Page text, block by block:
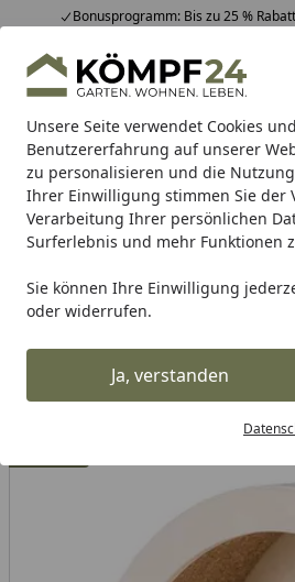
Unsere Seite verwendet Cookies
Benutzererfahrung auf unserer
zu personalisieren und die
Ihrer Einwilligung stimmen Sie der
Verarbeitung Ihrer persönlichen
Surferlebnis und mehr Funktionen
Sie können Ihre Einwilligung
oder widerrufen.
Ja, verstanden
Bonusprogramm: Bis zu 25 %
Hotline07051 / 9 22 22
Mo-Fr. 8-16 Uhr 25.967
Alle Produkte
Alle ProdukteHighlights
Tierbedarf & Tiernahrung
Dein
Tierbedarf & Tiernahrung